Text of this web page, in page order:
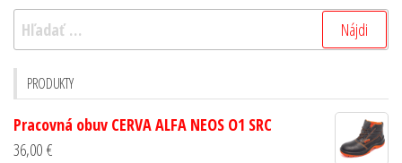
PRODUKTY
Pracovná obuv CERVA ALFA NEOS O1 SRC
36,00 €